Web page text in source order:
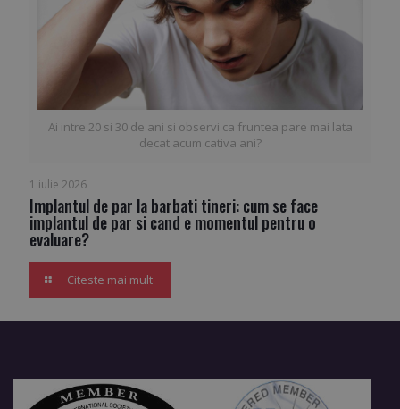
Ai intre 20 si 30 de ani si observi ca fruntea pare mai lata
decat acum cativa ani?
1 iulie 2026
Implantul de par la barbati tineri: cum se face
implantul de par si cand e momentul pentru o
evaluare?
Citeste mai mult